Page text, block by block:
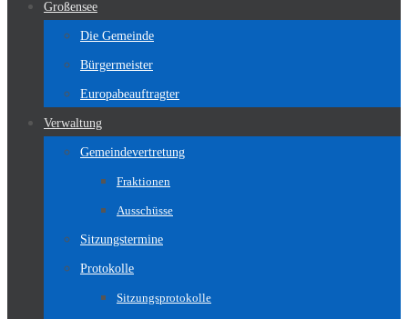
Großensee
Die Gemeinde
Bürgermeister
Europabeauftragter
Verwaltung
Gemeindevertretung
Fraktionen
Ausschüsse
Sitzungstermine
Protokolle
Sitzungsprotokolle